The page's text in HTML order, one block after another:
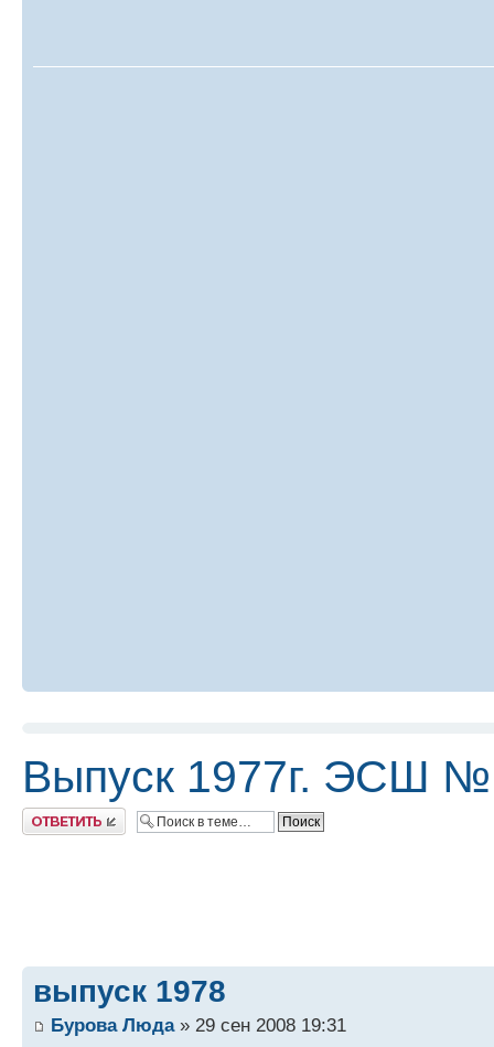
Выпуск 1977г. ЭСШ
Ответить
выпуск 1978
Бурова Люда» 29 сен 2008 19:31